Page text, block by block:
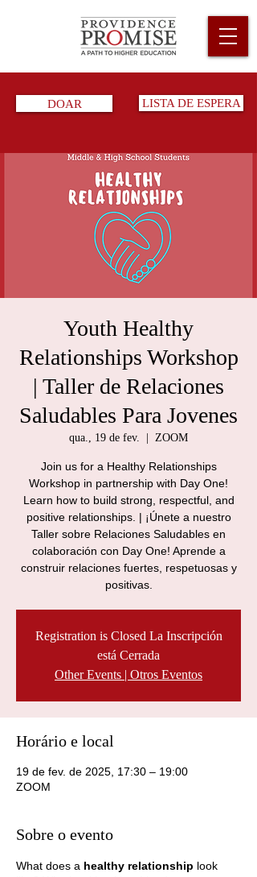
DOAR LISTA DE ESPERA
Youth Healthy
Relationships Workshop
| Taller de Relaciones
Saludables Para Jovenes
qua., 19 de fev. ZOOM
Join us for a Healthy Relationships
Workshop in partnership with Day One!
Learn how to build strong, respectful, and
positive relationships. | ¡Únete a nuestro
Taller sobre Relaciones Saludables en
colaboración con Day One! Aprende a
construir relaciones fuertes, respetuosas y
positivas.
Registration is Closed La Inscripción
está Cerrada
Other Events | Otros Eventos
Horário e local
19 de fev. de 2025, 17:30 – 19:00
ZOOM
Sobre o evento
What does a healthy relationship look